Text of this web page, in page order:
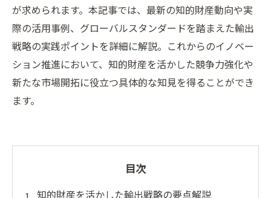
が求められます。本記事では、最新の知的財産動向や実
際の活用事例、グローバルスタンダードを踏まえた輸出
戦略の実践ポイントを詳細に解説。これからのイノベー
ション推進において、知的財産を活かした競争力強化や
新たな市場開拓に役立つ具体的な知見を得ることができ
ます。
目次
知的財産を活かした輸出戦略の要点解説